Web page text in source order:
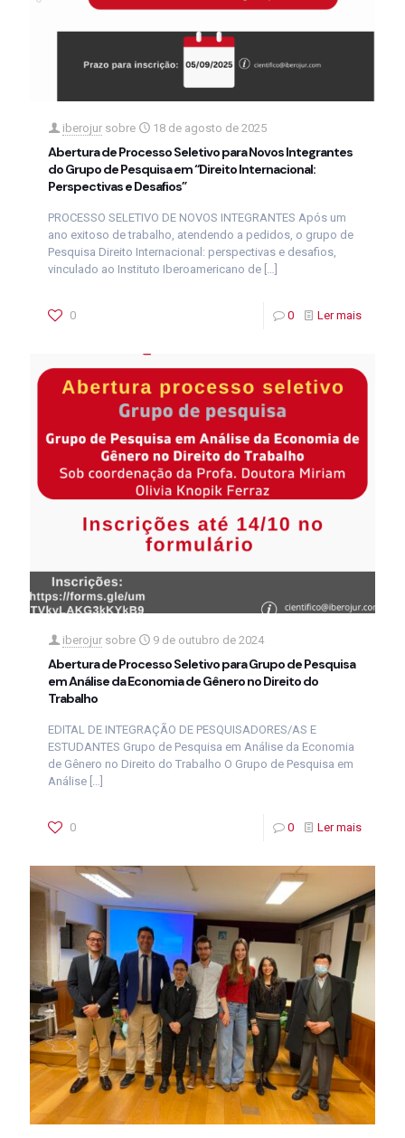
iberojur sobre 18 de agosto de 2025
Abertura de Processo Seletivo para Novos Integrantes
do Grupo de Pesquisa em “Direito Internacional:
Perspectivas e Desafios”
PROCESSO SELETIVO DE NOVOS INTEGRANTES Após um
ano exitoso de trabalho, atendendo a pedidos, o grupo de
Pesquisa Direito Internacional: perspectivas e desafios,
vinculado ao Instituto Iberoamericano de […]
0 0 Ler mais
iberojur sobre 9 de outubro de 2024
Abertura de Processo Seletivo para Grupo de Pesquisa
em Análise da Economia de Gênero no Direito do
Trabalho
EDITAL DE INTEGRAÇÃO DE PESQUISADORES/AS E
ESTUDANTES Grupo de Pesquisa em Análise da Economia
de Gênero no Direito do Trabalho O Grupo de Pesquisa em
Análise […]
0 0 Ler mais